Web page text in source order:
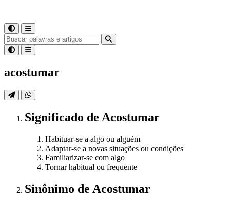
acostumar
Significado de Acostumar
Habituar-se a algo ou alguém
Adaptar-se a novas situações ou condições
Familiarizar-se com algo
Tornar habitual ou frequente
Sinônimo de Acostumar